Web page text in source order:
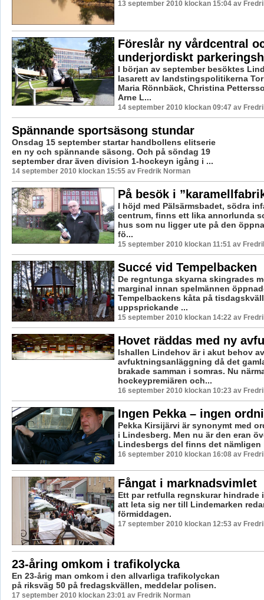
13 september 2010 klockan 15:04 av
Föreslår ny vårdcentral
underjordiskt
I början av september besöktes
lasarett av landstingspolitikerna
Maria Rönnbäck, Christina
Arne L...
14 september 2010 klockan 09:47 av
Spännande sportsäsong stundar
Onsdag 15 september startar handbollens elitserie
en ny och spännande säsong. Och på söndag 19
september drar även division 1-hockeyn igång i ...
14 september 2010 klockan 15:55 av Fredrik Norman
På besök i
I höjd med Pälsärmsbadet, södra
centrum, finns ett lika annorlunda
hus som nu ligger ute på den
fö...
15 september 2010 klockan 11:51 av
Succé vid Tempelbacken
De regntunga skyarna skingrades
marginal innan spelmännen
Tempelbackens kåta på
uppsprickande ...
15 september 2010 klockan 14:22 av
Hovet räddas med ny
Ishallen Lindehov är i akut behov
avfuktningsanläggning då det
brakade samman i somras. Nu
hockeypremiären och...
16 september 2010 klockan 10:23 av
Ingen Pekka – ingen
Pekka Kirsijärvi är synonymt med
i Lindesberg. Men nu är den eran
Lindesbergs del finns det nämligen
16 september 2010 klockan 16:08 av
Fångat i marknadsvimlet
Ett par retfulla regnskurar hindrade
att leta sig ner till Lindemarken
förmiddagen.
17 september 2010 klockan 12:53 av
23-åring omkom i trafikolycka
En 23-årig man omkom i den allvarliga trafikolyckan
på riksväg 50 på fredagskvällen, meddelar polisen.
17 september 2010 klockan 23:01 av Fredrik Norman